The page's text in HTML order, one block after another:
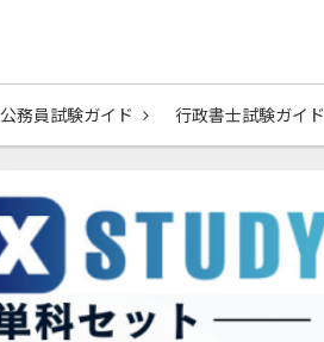
公務員試験ガイド 行政書士試験ガイド